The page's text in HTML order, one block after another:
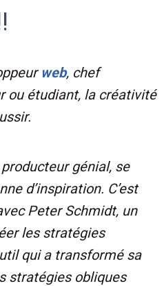
web, chef
ou étudiant, la créativité
d’inspiration. C’est
Peter Schmidt, un
les stratégies
qui a transformé sa
stratégies obliques